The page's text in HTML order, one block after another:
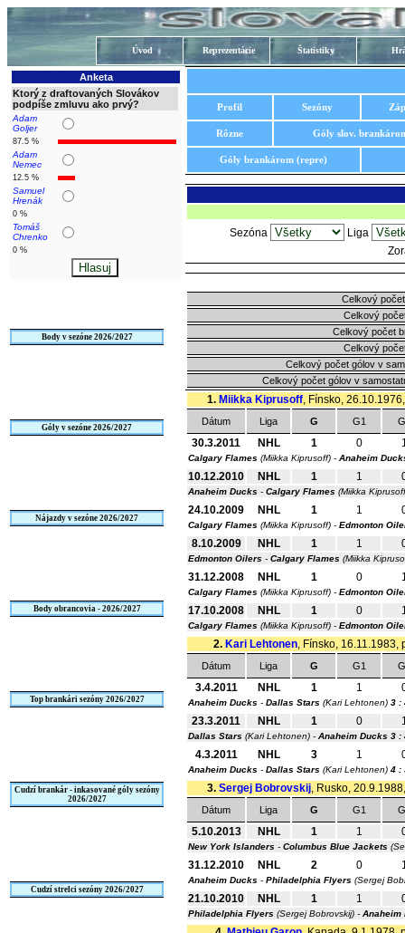
Úvod Reprezentácie Štatistiky
Anketa
Ktorý z draftovaných Slovákov
podpíše zmluvu ako prvý?
Adam
Goljer
87.5 %
Adam
Nemec
12.5 %
Samuel
Hrenák
0 %
Tomáš
Chrenko
0 %
Body v sezóne 2026/2027
Góly v sezóne 2026/2027
Nájazdy v sezóne 2026/2027
Body obrancovia - 2026/2027
Top brankári sezóny 2026/2027
Cudzí brankár - inkasované góly sezóny
2026/2027
Cudzí strelci sezóny 2026/2027
Profil Sezóny
Rôzne Góly slov.
Góly brankárom (repre)
Sezóna
Liga
Celkový
Celkový
Celkový počet
Celkový
Celkový počet gólov v
Celkový počet gólov v
1. Miikka Kiprusoff, Fínsko,
Dátum Liga G G1
30.3.2011 NHL 1 0
Calgary Flames (Miikka Kiprusoff) - Anaheim
10.12.2010 NHL 1 1
Anaheim Ducks - Calgary Flames (Miikka
24.10.2009 NHL 1 1
Calgary Flames (Miikka Kiprusoff) - Edmonton
8.10.2009 NHL 1 1
Edmonton Oilers - Calgary Flames (Miikka
31.12.2008 NHL 1 0
Calgary Flames (Miikka Kiprusoff) - Edmonton
17.10.2008 NHL 1 0
Calgary Flames (Miikka Kiprusoff) - Edmonton
2. Kari Lehtonen, Fínsko, 16.11.1983,
Dátum Liga G G1
3.4.2011 NHL 1 1
Anaheim Ducks - Dallas Stars (Kari Lehtonen) 3 :
23.3.2011 NHL 1 0
Dallas Stars (Kari Lehtonen) - Anaheim Ducks 3 :
4.3.2011 NHL 3 1
Anaheim Ducks - Dallas Stars (Kari Lehtonen) 4 :
3. Sergej Bobrovskij, Rusko,
Dátum Liga G G1
5.10.2013 NHL 1 1
New York Islanders - Columbus Blue Jackets
31.12.2010 NHL 2 0
Anaheim Ducks - Philadelphia Flyers (Sergej
21.10.2010 NHL 1 1
Philadelphia Flyers (Sergej Bobrovskij) - Anaheim